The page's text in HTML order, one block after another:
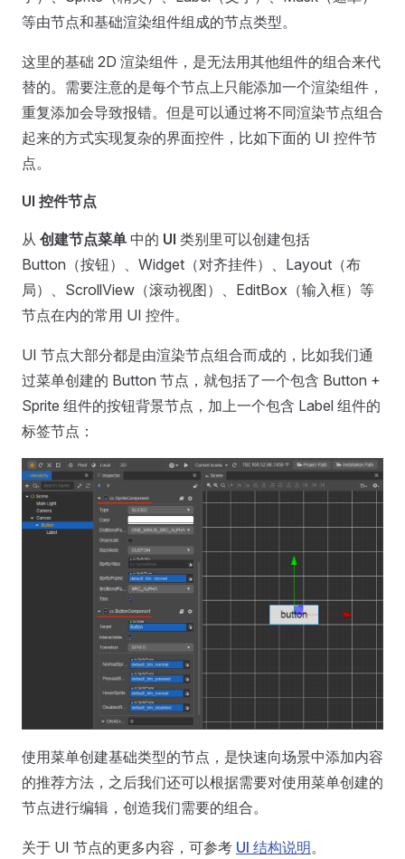
等由节点和基础渲染组件组成的节点类型。
这里的基础 2D 渲染组件，是无法用其他组件的组合来代
替的。需要注意的是每个节点上只能添加一个渲染组件，
重复添加会导致报错。但是可以通过将不同渲染节点组合
起来的方式实现复杂的界面控件，比如下面的 UI 控件节
点。
UI 控件节点
从 创建节点菜单 中的 UI 类别里可以创建包括
Button（按钮）、Widget（对齐挂件）、Layout（布
局）、ScrollView（滚动视图）、EditBox（输入框）等
节点在内的常用 UI 控件。
UI 节点大部分都是由渲染节点组合而成的，比如我们通
过菜单创建的 Button 节点，就包括了一个包含 Button +
Sprite 组件的按钮背景节点，加上一个包含 Label 组件的
标签节点：
使用菜单创建基础类型的节点，是快速向场景中添加内容
的推荐方法，之后我们还可以根据需要对使用菜单创建的
节点进行编辑，创造我们需要的组合。
关于 UI 节点的更多内容，可参考 UI 结构说明。